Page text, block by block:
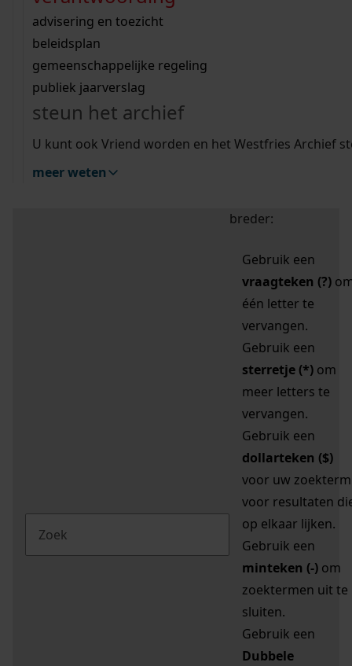
bouwvergunningen
omgevingsvergunningen
vergunningen
beeld en geluid
uitleg nodig?
Wij helpen u op weg met een aantal zoektips.
bekijk alle zoektips
Wij helpen u op weg met een aantal zoektips.
bekijk alle zoektips
bekijk ons geschiedenislokaal
advisering en toezicht
beleidsplan
gemeenschappelijke regeling
publiek jaarverslag
steun het archief
U kunt ook Vriend worden en het Westfries Archief
meer weten
zoektips
Mijn Studiezaal (inloggen)
uw zoekopdracht te
breder:
Gebruik een
vraagteken (?)
één letter te
vervangen.
Gebruik een
sterretje (*) om
meer letters te
vervangen.
Gebruik een
dollarteken ($)
voor uw zoekterm
voor resultaten
op elkaar lijken.
Gebruik een
minteken (-) om
zoektermen uit te
sluiten.
Gebruik een
Dubbele